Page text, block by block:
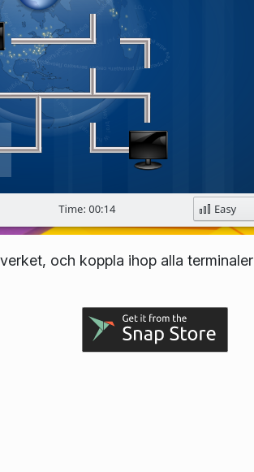
och koppla ihop alla terminaler